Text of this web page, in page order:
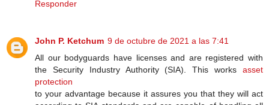
Responder
John P. Ketchum 9 de octubre de 2021 a las 7:41
All our bodyguards have licenses and are registered with
the Security Industry Authority (SIA). This works asset
protection
to your advantage because it assures you that they will act